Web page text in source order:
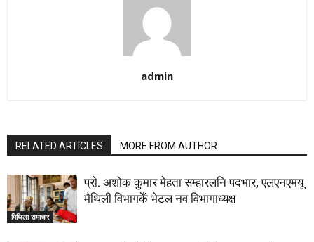
admin
RELATED ARTICLES MORE FROM AUTHOR
मिथिला समाचार
प्रो. अशोक कुमार मेहता सम्हारलनि पदभार, एलएनएमयू
मैथिली विभागकेँ भेटल नव विभागाध्यक्ष